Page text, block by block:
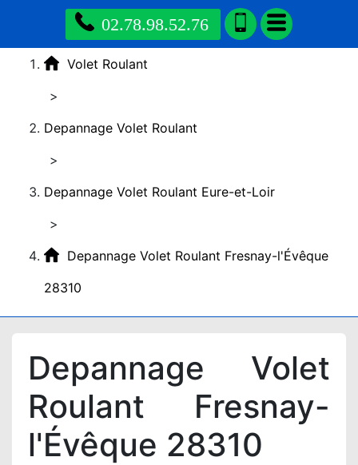
02.78.98.52.76
Volet Roulant
>
Depannage Volet Roulant
>
Depannage Volet Roulant Eure-et-Loir
>
Depannage Volet Roulant Fresnay-l'Évêque
28310
Depannage Volet
Roulant Fresnay-
l'Évêque 28310